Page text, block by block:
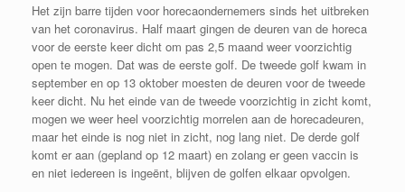
Het zijn barre tijden voor horecaondernemers sinds het uitbreken
van het coronavirus. Half maart gingen de deuren van de horeca
voor de eerste keer dicht om pas 2,5 maand weer voorzichtig
open te mogen. Dat was de eerste golf. De tweede golf kwam in
september en op 13 oktober moesten de deuren voor de tweede
keer dicht. Nu het einde van de tweede voorzichtig in zicht komt,
mogen we weer heel voorzichtig morrelen aan de horecadeuren,
maar het einde is nog niet in zicht, nog lang niet. De derde golf
komt er aan (gepland op 12 maart) en zolang er geen vaccin is
en niet iedereen is ingeënt, blijven de golfen elkaar opvolgen.